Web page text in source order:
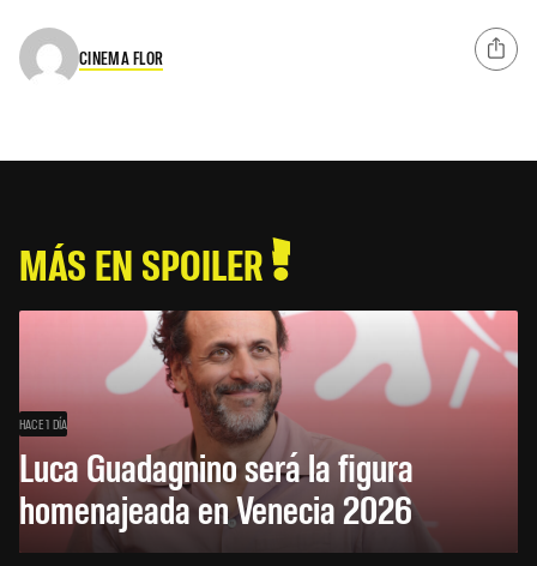
CINEMA FLOR
MÁS EN SPOILER
HACE 1 DÍA
Luca Guadagnino será la figura
homenajeada en Venecia 2026